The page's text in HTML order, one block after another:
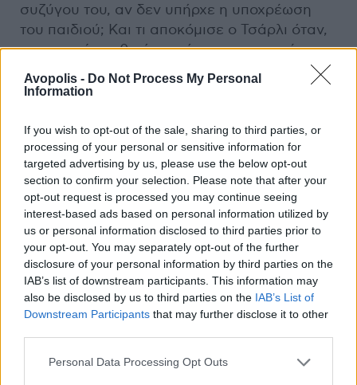
Avopolis - Do Not Process My Personal
Information
If you wish to opt-out of the sale, sharing to third parties, or
processing of your personal or sensitive information for
targeted advertising by us, please use the below opt-out
section to confirm your selection. Please note that after your
opt-out request is processed you may continue seeing
interest-based ads based on personal information utilized by
us or personal information disclosed to third parties prior to
your opt-out. You may separately opt-out of the further
disclosure of your personal information by third parties on the
IAB’s list of downstream participants. This information may
also be disclosed by us to third parties on the IAB’s List of
Downstream Participants that may further disclose it to other
Personal Data Processing Opt Outs
συζύγου του, αν δεν υπήρχε η υποχρέωση
του παιδιού; Και τι αποκόμισε ο Τσάρλι όταν,
σε μια κρίση ηθικής εκτόνωσης, προτρέπει
τους φοιτητές του να «γαμήσουν» τις οδηγίες
του μαθήματος και απλά να γράψουν κάτι
επιτέλους την κάμερα στο κοινό zoom
session (καθώς ντρεπόταν εμφανώς για το
σώμα του) οι περισσότεροι ένιωσαν άβολα
και τον έβγαλαν φωτογραφία.Και αν αυτή
ήταν η τελευταία του απόπειρα να κάνει κάτι
καλό στον κόσμο;Είναι ασφαλές να
υποθέσουμε ότι, ακόμα και αν κάποιοι
μαθητές όντως του έστειλαν κάτι αυθόρμητο
και ειλικρινές, η συνέχεια δίχως αυτόν σαν
ινστρούχτορα (προφανώς τον απέλυσε το
της κοινωνίας και με την αναγκαιότητα του